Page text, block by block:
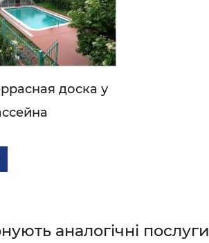
доска у
аналогічні послуги